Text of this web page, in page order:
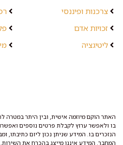
צרכנות ופיננסי
זכויות אדם
ליטיגציה
האתר הוקם מיוזמה אישית, ובין היתר במטרה
בו ולאפשר ערוץ לקבלת פרטים נוספים
הנזכרים בו. המידע שניתן נכון ליום כתיבתו,
המחבר. המידע איננו מייצג בהכרח את